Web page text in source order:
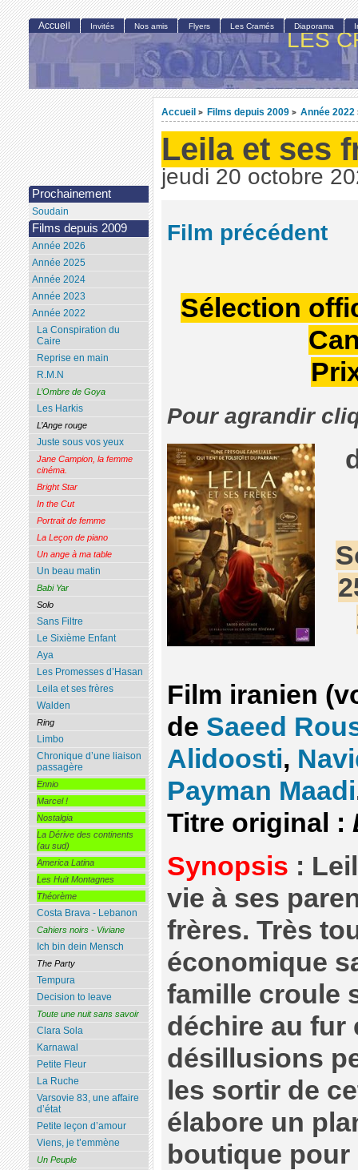
LES
Accueil > Films depuis 2009 > Année 2022
Leila et ses
jeudi 20 octobre
Film précédent
Sélection
Pour agrandir
Film iranien
de Saeed
Alidoosti,
Payman Maadi
Titre original :
Synopsis :
vie à ses
frères. Très
économique
famille croule
déchire au fur
désillusions
les sortir de
élabore un
boutique
Accueil Invités Nos amis Flyers Les Cramés Diaporama
Prochainement
Soudain
Films depuis 2009
Année 2026
Année 2025
Année 2024
Année 2023
Année 2022
La Conspiration du
Caire
Reprise en main
R.M.N
L’Ombre de Goya
Les Harkis
L’Ange rouge
Juste sous vos yeux
Jane Campion, la femme
cinéma.
Bright Star
In the Cut
Portrait de femme
La Leçon de piano
Un ange à ma table
Un beau matin
Babi Yar
Solo
Sans Filtre
Le Sixième Enfant
Aya
Les Promesses d’Hasan
Leila et ses frères
Walden
Ring
Limbo
Chronique d’une liaison
passagère
Ennio
Marcel !
Nostalgia
La Dérive des continents
(au sud)
America Latina
Les Huit Montagnes
Théorème
Costa Brava - Lebanon
Cahiers noirs - Viviane
Ich bin dein Mensch
The Party
Tempura
Decision to leave
Toute une nuit sans savoir
Clara Sola
Karnawal
Petite Fleur
La Ruche
Varsovie 83, une affaire
d’état
Petite leçon d’amour
Viens, je t’emmène
Un Peuple